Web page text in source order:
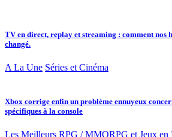
TV en direct, replay et streaming : comment nos
changé.
A La Une Séries et Cinéma
Xbox corrige enfin un problème ennuyeux
spécifiques à la console
Les Meilleurs RPG / MMORPG et Jeux en